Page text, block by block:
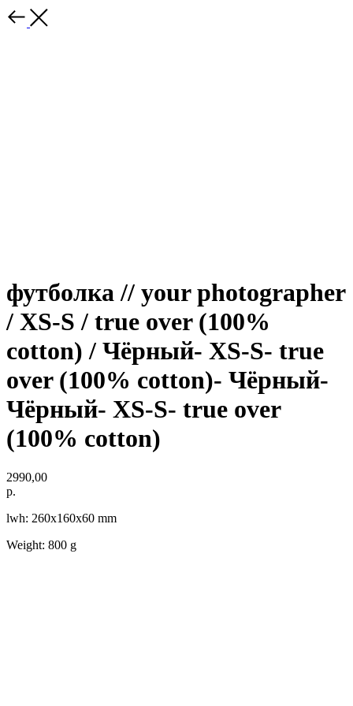
футболка // your photographer
/ XS-S / true over (100%
cotton) / Чёрный- XS-S- true
over (100% cotton)- Чёрный-
Чёрный- XS-S- true over
(100% cotton)
2990,00
р.
lwh: 260x160x60 mm
Weight: 800 g